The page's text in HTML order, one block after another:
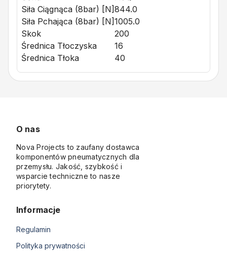
Siła Ciągnąca (8bar) [N]844.0
Siła Pchająca (8bar) [N]1005.0
Skok
200
Średnica Tłoczyska
16
Średnica Tłoka
40
O nas
Nova Projects to zaufany dostawca
komponentów pneumatycznych dla
przemysłu. Jakość, szybkość i
wsparcie techniczne to nasze
priorytety.
Informacje
Regulamin
Polityka prywatności